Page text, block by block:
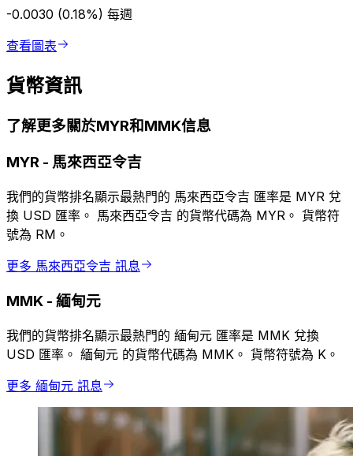
-0.0030 (0.18%) 每週
查看圖表
貨幣資訊
了解更多關於MYR和MMK信息
MYR - 馬來西亞令吉
我們的貨幣排名顯示最熱門的 馬來西亞令吉 匯率是 MYR 兌
換 USD 匯率。 馬來西亞令吉 的貨幣代碼為 MYR。 貨幣符
號為 RM。
更多 馬來西亞令吉 訊息
MMK - 緬甸元
我們的貨幣排名顯示最熱門的 緬甸元 匯率是 MMK 兌換
USD 匯率。 緬甸元 的貨幣代碼為 MMK。 貨幣符號為 K。
更多 緬甸元 訊息